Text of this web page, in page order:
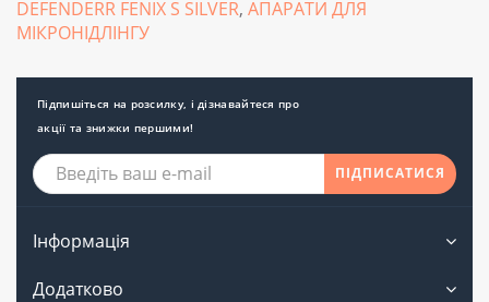
DEFENDERR FENIX S SILVER, АПАРАТИ ДЛЯ
МІКРОНІДЛІНГУ
Підпишіться на розсилку, і дізнавайтеся про
акції та знижки першими!
ПІДПИСАТИСЯ
Інформація
Додатково